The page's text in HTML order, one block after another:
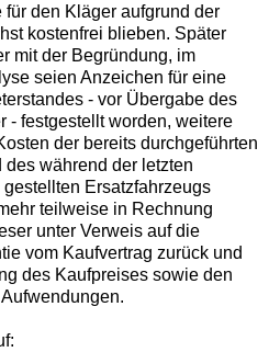
den Kläger aufgrund der
kostenfrei blieben. Später
mit der Begründung, im
seien Anzeichen für eine
- vor Übergabe des
- festgestellt worden, weitere
der bereits durchgeführten
während der letzten
Ersatzfahrzeugs
teilweise in Rechnung
unter Verweis auf die
vom Kaufvertrag zurück und
des Kaufpreises sowie den